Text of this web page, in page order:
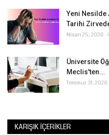
Yeni Nesilde
Tarihi
Nisan 25, 2026
Üniversite
Meclis'ten...
Temmuz 31, 2026
KARIŞIK İÇERIKLER